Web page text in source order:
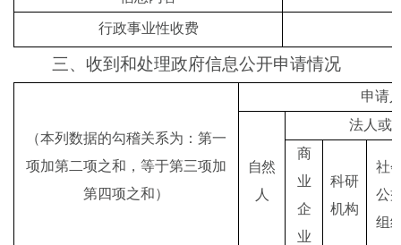
行政事业性收费
三、收到和处理政府信息公开申请情况
（本列数据的勾稽关系为：第一
项加第二项之和，等于第三项加
第四项之和）
申请
自然
人
法人或
商
业
企
业
科研
机构
社
公
组